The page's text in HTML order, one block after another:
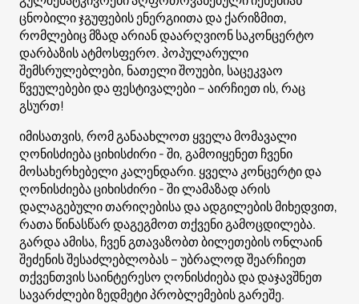
ცნობილი ჯგუფების ენერგიითა და ქარიზმით,
რომლებიც მზად არიან დაარღვიონ საკონცერტო
დარბაზის ატმოსფერო. პოპულარული
შემსრულებლები, ნათელი შოუები, საცეკვაო
წვეულებები და ფესტივალები – აირჩიეთ ის, რაც
გსურთ!
იმისათვის, რომ განაახლოთ ყველა მომავალი
ღონისძიება ციხისძირი - ში, გამოიყენეთ ჩვენი
მოსახერხებელი კალენდარი. ყველა კონცერტი და
ღონისძიება ციხისძირი - ში ლამაზად არის
დალაგებული თარიღებისა და ადგილების მიხედვით,
რათა წინასწარ დაგეგმოთ თქვენი გამოცდილება.
გარდა ამისა, ჩვენ გთავაზობთ ბილეთების ონლაინ
შეძენის შესაძლებლობას – უბრალოდ შეარჩიეთ
თქვენთვის საინტერესო ღონისძიება და დაჯავშნეთ
სავარძლები ზედმეტი პრობლემების გარეშე.